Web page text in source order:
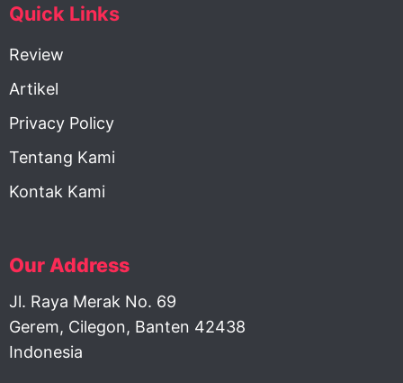
Quick Links
Review
Artikel
Privacy Policy
Tentang Kami
Kontak Kami
Our Address
Jl. Raya Merak No. 69
Gerem, Cilegon, Banten 42438
Indonesia